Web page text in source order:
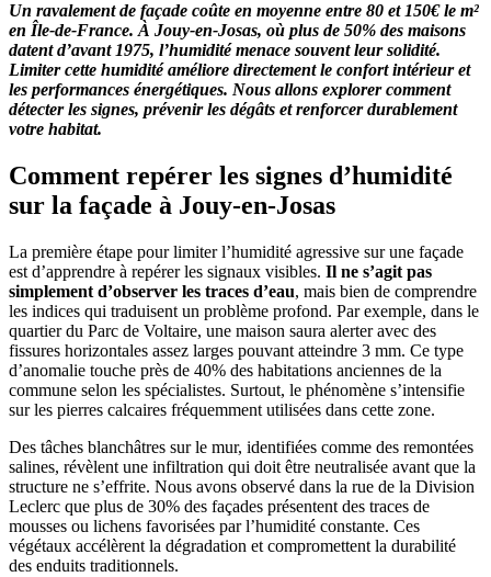
Un ravalement de façade coûte en moyenne entre 80 et 150€ le m²
en Île-de-France. À Jouy-en-Josas, où plus de 50% des maisons
datent d’avant 1975, l’humidité menace souvent leur solidité.
Limiter cette humidité améliore directement le confort intérieur et
les performances énergétiques. Nous allons explorer comment
détecter les signes, prévenir les dégâts et renforcer durablement
votre habitat.
Comment repérer les signes d’humidité
sur la façade à Jouy-en-Josas
La première étape pour limiter l’humidité agressive sur une façade
est d’apprendre à repérer les signaux visibles. Il ne s’agit pas
simplement d’observer les traces d’eau, mais bien de comprendre
les indices qui traduisent un problème profond. Par exemple, dans le
quartier du Parc de Voltaire, une maison saura alerter avec des
fissures horizontales assez larges pouvant atteindre 3 mm. Ce type
d’anomalie touche près de 40% des habitations anciennes de la
commune selon les spécialistes. Surtout, le phénomène s’intensifie
sur les pierres calcaires fréquemment utilisées dans cette zone.
Des tâches blanchâtres sur le mur, identifiées comme des remontées
salines, révèlent une infiltration qui doit être neutralisée avant que la
structure ne s’effrite. Nous avons observé dans la rue de la Division
Leclerc que plus de 30% des façades présentent des traces de
mousses ou lichens favorisées par l’humidité constante. Ces
végétaux accélèrent la dégradation et compromettent la durabilité
des enduits traditionnels.